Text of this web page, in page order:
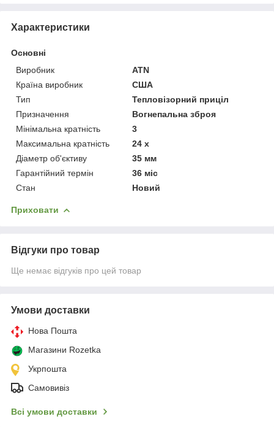
Характеристики
Основні
Виробник
ATN
Країна виробник
США
Тип
Тепловізорний приціл
Призначення
Вогнепальна зброя
Мінімальна кратність
3
Максимальна кратність
24 х
Діаметр об'єктиву
35 мм
Гарантійний термін
36 міс
Стан
Новий
Приховати
Відгуки про товар
Ще немає відгуків про цей товар
Умови доставки
Нова Пошта
Магазини Rozetka
Укрпошта
Самовивіз
Всі умови доставки